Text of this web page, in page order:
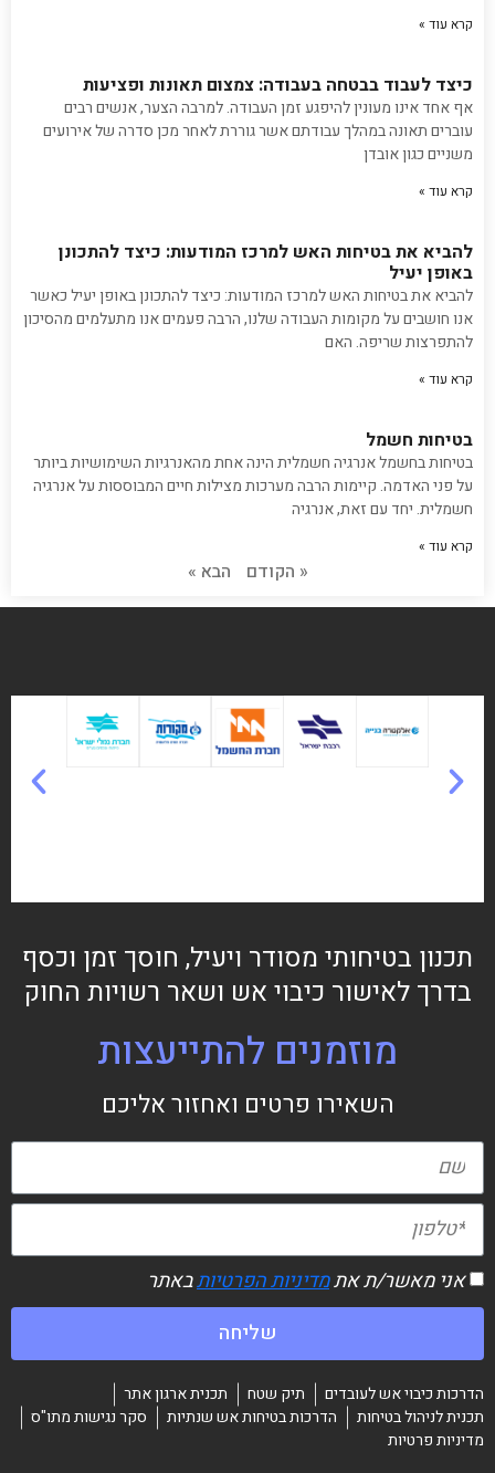
קרא עוד »
כיצד לעבוד בבטחה בעבודה: צמצום תאונות ופציעות
אף אחד אינו מעונין להיפגע זמן העבודה. למרבה הצער, אנשים רבים
עוברים תאונה במהלך עבודתם אשר גוררת לאחר מכן סדרה של אירועים
משניים כגון אובדן
קרא עוד »
להביא את בטיחות האש למרכז המודעות: כיצד להתכונן
באופן יעיל
להביא את בטיחות האש למרכז המודעות: כיצד להתכונן באופן יעיל כאשר
אנו חושבים על מקומות העבודה שלנו, הרבה פעמים אנו מתעלמים מהסיכון
להתפרצות שריפה. האם
קרא עוד »
בטיחות חשמל
בטיחות בחשמל אנרגיה חשמלית הינה אחת מהאנרגיות השימושיות ביותר
על פני האדמה. קיימות הרבה מערכות מצילות חיים המבוססות על אנרגיה
חשמלית. יחד עם זאת, אנרגיה
קרא עוד »
« הקודם הבא »
תכנון בטיחותי מסודר ויעיל, חוסך זמן וכסף
בדרך לאישור כיבוי אש ושאר רשויות החוק
מוזמנים להתייעצות
השאירו פרטים ואחזור אליכם
אני מאשר/ת אתמדיניות הפרטיותבאתר
שליחה
הדרכות כיבוי אש לעובדים תיק שטח
תכנית ארגון אתר
תכנית לניהול בטיחות
הדרכות בטיחות אש שנתיות
סקר נגישות מתו"ס
מדיניות פרטיות